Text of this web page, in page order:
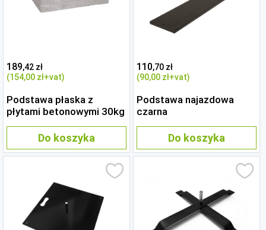
189,42 zł
(154,00 zł+vat)
Podstawa płaska z
płytami betonowymi 30kg
Do koszyka
110,70 zł
(90,00 zł+vat)
Podstawa najazdowa
czarna
Do koszyka